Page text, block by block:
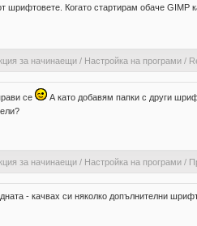
шрифтовете. Когато стартирам обаче
за начинаещи/ Настройка на програми/
се
А като добавям папки с други
за начинаещи/ Настройка на програми/
- качвах си няколко допълнителни